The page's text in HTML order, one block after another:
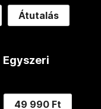
Átutalás
Egyszeri
49 990 Ft